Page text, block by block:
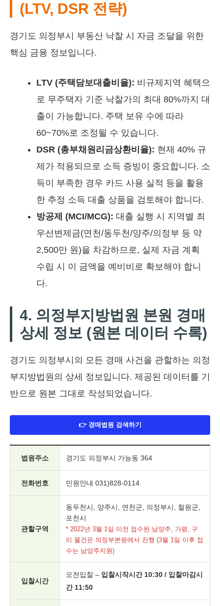
(LTV, DSR 전략)
경기도 의정부시 부동산 낙찰 시 자금 조달을 위한
핵심 금융 정보입니다.
LTV (주택담보대출비율): 비규제지역 혜택으
로 무주택자 기준 낙찰가의 최대 80%까지 대
출이 가능합니다. 주택 보유 수에 따라
60~70%로 조정될 수 있습니다.
DSR (총부채원리금상환비율): 현재 40% 규
제가 적용되므로 소득 증빙이 중요합니다. 소
득이 부족한 경우 카드 사용 실적 등을 활용
한 추정 소득 대출 상품을 검토해야 합니다.
방공제 (MCI/MCG): 대출 실행 시 지역별 최
우선변제금(연천/동두천/양주/의정부 등 약
2,500만 원)을 차감하므로, 실제 자금 계획
수립 시 이 금액을 예비비로 확보해야 합니
다.
4. 의정부지방법원 본원 경매
상세 정보 (원본 데이터 수록)
경기도 의정부시의 모든 경매 사건을 관할하는 의정
부지방법원의 상세 정보입니다. 제공된 데이터를 기
반으로 원본 그대로 작성되었습니다.
👉 경매법원 검색하기
법원주소 경기도 의정부시 가능동 364
전화번호 민원안내 031)828-0114
관할구역
동두천시, 양주시, 연천군, 의정부시, 철원군,
포천시
* 2022년 3월 1일 이전 접수된 남양주, 가평, 구
리 물건은 의정부본원에서 진행 (3월 1일 이후 접
수는 남양주지원)
입찰시간
오전입찰 – 입찰시작시간 10:30 / 입찰마감시
간 11:50